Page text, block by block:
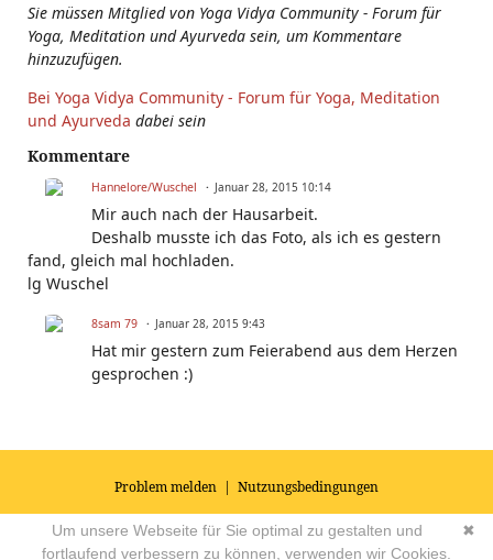
Sie müssen Mitglied von Yoga Vidya Community - Forum für
Yoga, Meditation und Ayurveda sein, um Kommentare
hinzuzufügen.
Bei Yoga Vidya Community - Forum für Yoga, Meditation
und Ayurveda dabei sein
Kommentare
Hannelore/Wuschel Januar 28, 2015 10:14
Mir auch nach der Hausarbeit.
Deshalb musste ich das Foto, als ich es gestern
fand, gleich mal hochladen.
lg Wuschel
8sam 79 Januar 28, 2015 9:43
Hat mir gestern zum Feierabend aus dem Herzen
gesprochen :)
Problem melden | Nutzungsbedingungen
© 2026Impressum|Datenschutz|AGB's| Yoga Vidya Community -
Forum für Yoga, Meditation und Ayurveda Powered by
✖
Um unsere Webseite für Sie optimal zu gestalten und
fortlaufend verbessern zu können, verwenden wir Cookies.